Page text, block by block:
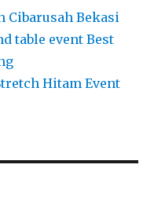
Cibarusah Bekasi
table event Best
Hitam Event